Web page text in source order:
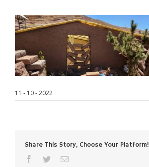
11 - 10 - 2022
Share This Story, Choose Your Platform!
facebooktwitterCorreo